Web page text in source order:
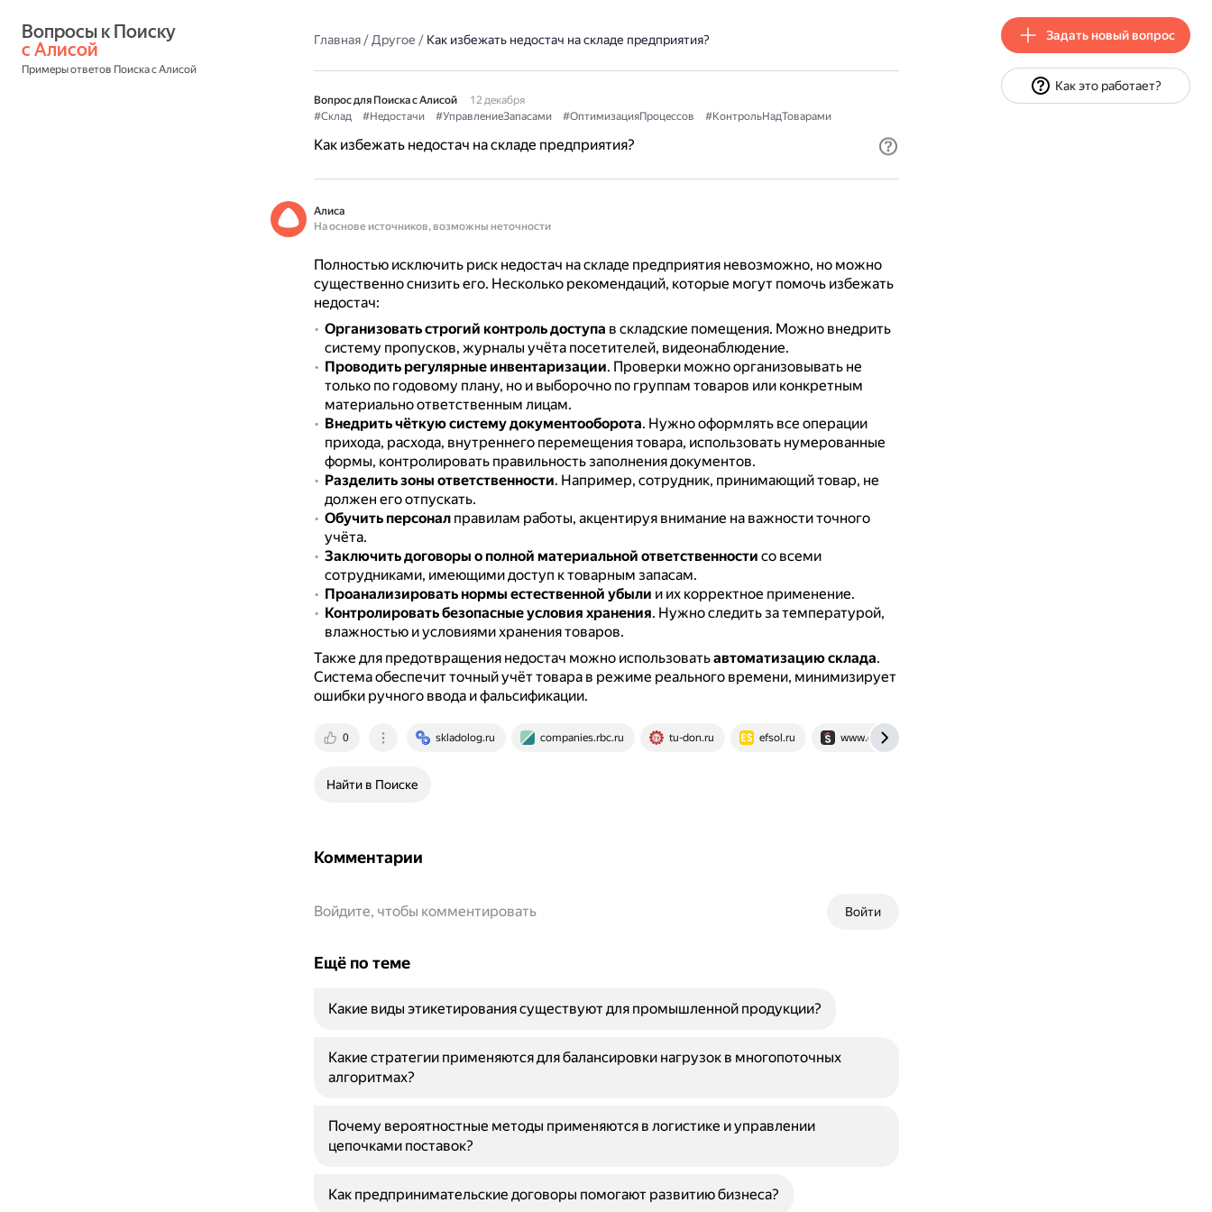
с Алисой
Примеры ответов Поиска с Алисой
Главная/Другое / Как избежать недостач на складе предприятия?
Вопрос для Поиска с Алисой
12 декабря
#Склад
#Недостачи #УправлениеЗапасами #ОптимизацияПроцессов #КонтрольНадТоварами
Как избежать недостач на складе предприятия?
Алиса
На основе источников, возможны неточности
Полностью исключить риск недостач на складе предприятия невозможно, но можно
существенно снизить его. Несколько рекомендаций, которые могут помочь избежать
недостач:
Организовать строгий контроль доступа в складские помещения. Можно внедрить
систему пропусков, журналы учёта посетителей, видеонаблюдение.
Проводить регулярные инвентаризации. Проверки можно организовывать не
только по годовому плану, но и выборочно по группам товаров или конкретным
материально ответственным лицам.
Внедрить чёткую систему документооборота. Нужно оформлять все операции
прихода, расхода, внутреннего перемещения товара, использовать нумерованные
формы, контролировать правильность заполнения документов.
Разделить зоны ответственности. Например, сотрудник, принимающий товар, не
должен его отпускать.
Обучить персоналправилам работы, акцентируя внимание на важности точного
учёта.
Заключить договоры о полной материальной ответственности со всеми
сотрудниками, имеющими доступ к товарным запасам.
Проанализировать нормы естественной убыли и их корректное применение.
Контролировать безопасные условия хранения. Нужно следить за температурой,
влажностью и условиями хранения товаров.
Также для предотвращения недостач можно использоватьавтоматизацию склада.
Система обеспечит точный учёт товара в режиме реального времени, минимизирует
ошибки ручного ввода и фальсификации.
0 skladolog.ru companies.rbc.ru tu-don.ru efsol.ru www.ekam.ru
Найти в Поиске
Комментарии
Войти
Войдите, чтобы комментировать
Ещё по теме
Какие виды этикетирования существуют для промышленной продукции?
Какие стратегии применяются для балансировки нагрузок в многопоточных
алгоритмах?
Почему вероятностные методы применяются в логистике и управлении
цепочками поставок?
Как предпринимательские договоры помогают развитию бизнеса?
Задать новый вопрос
Как это работает?